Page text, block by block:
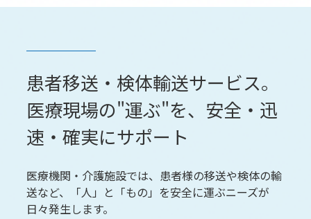
患者移送・検体輸送サービス。
医療現場の"運ぶ"を、安全・迅
速・確実にサポート
医療機関・介護施設では、患者様の移送や検体の輸
送など、「人」と「もの」を安全に運ぶニーズが
日々発生します。